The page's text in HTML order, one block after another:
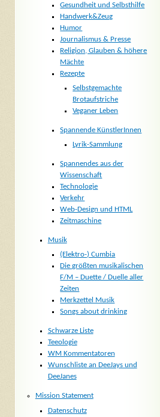
Gesundheit und Selbsthilfe
Handwerk&Zeug
Humor
Journalismus & Presse
Religion, Glauben & höhere
Mächte
Rezepte
Selbstgemachte
Brotaufstriche
Veganer Leben
Spannende KünstlerInnen
Lyrik-Sammlung
Spannendes aus der
Wissenschaft
Technologie
Verkehr
Web-Design und HTML
Zeitmaschine
Musik
(Elektro-) Cumbia
Die größten musikalischen
F/M – Duette / Duelle aller
Zeiten
Merkzettel Musik
Songs about drinking
Schwarze Liste
Teeologie
WM Kommentatoren
Wunschliste an DeeJays und
DeeJanes
Mission Statement
Datenschutz